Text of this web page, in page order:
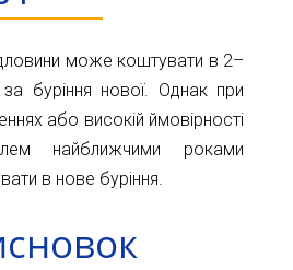
може коштувати в 2–
буріння нової. Однак при
або високій ймовірності
найближчими роками
в нове буріння.